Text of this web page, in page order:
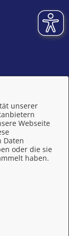
unserer
Webseite
Daten
oder die sie
haben.